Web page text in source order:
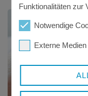
Funktionalitäten zur
Notwendige
Externe Medien